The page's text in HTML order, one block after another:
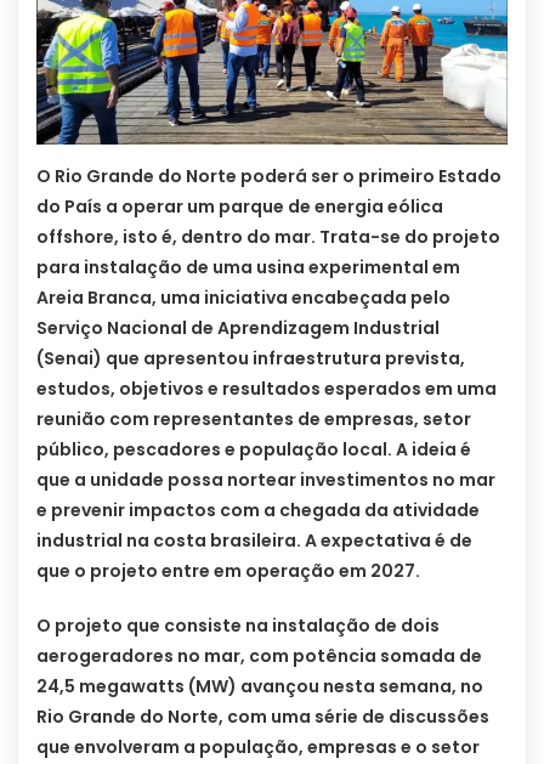
O Rio Grande do Norte poderá ser o primeiro Estado
do País a operar um parque de energia eólica
offshore, isto é, dentro do mar. Trata-se do projeto
para instalação de uma usina experimental em
Areia Branca, uma iniciativa encabeçada pelo
Serviço Nacional de Aprendizagem Industrial
(Senai) que apresentou infraestrutura prevista,
estudos, objetivos e resultados esperados em uma
reunião com representantes de empresas, setor
público, pescadores e população local. A ideia é
que a unidade possa nortear investimentos no mar
e prevenir impactos com a chegada da atividade
industrial na costa brasileira. A expectativa é de
que o projeto entre em operação em 2027.
O projeto que consiste na instalação de dois
aerogeradores no mar, com potência somada de
24,5 megawatts (MW) avançou nesta semana, no
Rio Grande do Norte, com uma série de discussões
que envolveram a população, empresas e o setor